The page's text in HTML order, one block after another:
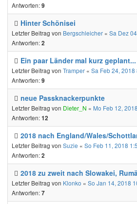
Antworten:9
Hinter Schönisei
Letzter Beitrag von Bergschleicher « Sa Dez
Antworten:2
Ein paar Länder mal kurz geplant...
Letzter Beitrag von Tramper « Sa Feb 24, 2018
Antworten:9
neue Passknackerpunkte
Letzter Beitrag von Dieter_N « Mo Feb 12,
Antworten:12
2018 nach England/Wales/
Letzter Beitrag von Suzie « So Feb 11, 2018
Antworten:2
2018 zu zweit nach Slowakei,
Letzter Beitrag von Klonko « So Jan 14, 2018
Antworten:7